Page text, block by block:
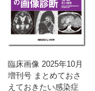
臨床画像 2025年10月
増刊号 まとめておさ
えておきたい感染症